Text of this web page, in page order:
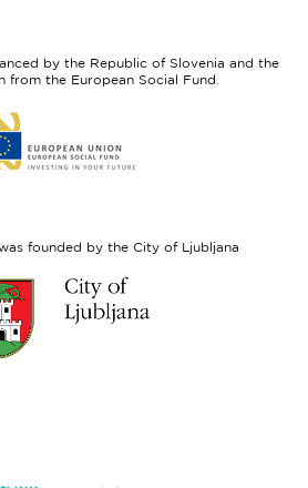
Fund
by the Republic of Slovenia and the
from the European Social Fund.
to
website
founded by the City of Ljubljana